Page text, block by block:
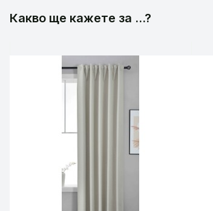
Какво ще кажете за ...?